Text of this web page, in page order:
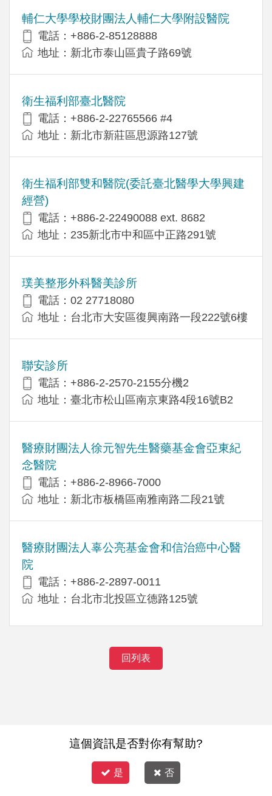
輔仁大學學校財團法人輔仁大學附設醫院
電話：+886-2-85128888
地址：新北市泰山區貴子路69號
衛生福利部臺北醫院
電話：+886-2-22765566 #4
地址：新北市新莊區思源路127號
衛生福利部雙和醫院(委託臺北醫學大學興建
經營)
電話：+​886-2-22490088 ext. 8682
地址：​235新北市中和區中正路291號
璞美整形外科醫美診所
電話：02 27718080
地址：台北市大安區復興南路一段222號6樓
聯安診所
電話：+886-2-2570-2155分機2
地址：臺北市松山區南京東路4段16號B2
醫療財團法人徐元智先生醫藥基金會亞東紀
念醫院
電話：+886-2-8966-7000
地址：新北市板橋區南雅南路二段21號
醫療財團法人辜公亮基金會和信治癌中心醫
院
電話：+886-2-2897-0011
地址：台北市北投區立德路125號
回列表
這個資訊是否對你有幫助?
是 否